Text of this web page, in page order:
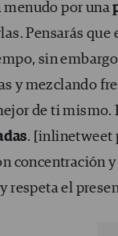
menudo por una
Pensarás
sin
y mezclando
de ti mismo.
. [inlinetweet
concentración
respeta el